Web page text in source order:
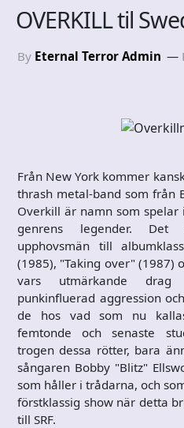
OVERKILL til
By Eternal Terror Admin
Från New York kommer
thrash metal-band som från
Overkill är namn som
genrens legender. Det
upphovsmän till
(1985), "Taking over" (1987)
vars utmärkande
punkinfluerad aggression
de hos vad som nu
femtonde och senaste
trogen dessa rötter, bara
sångaren Bobby "Blitz"
som håller i trådarna, och
förstklassig show när detta
till SRF.